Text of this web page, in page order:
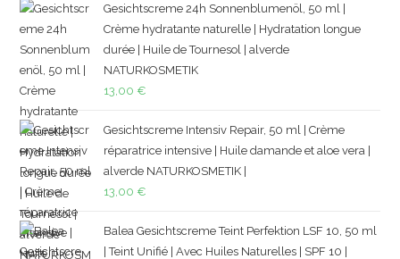
Gesichtscreme 24h Sonnenblumenöl, 50 ml |
Crème hydratante naturelle | Hydratation longue
durée | Huile de Tournesol | alverde
NATURKOSMETIK
13,00 €
Gesichtscreme Intensiv Repair, 50 ml | Crème
réparatrice intensive | Huile damande et aloe vera |
alverde NATURKOSMETIK |
13,00 €
Balea Gesichtscreme Teint Perfektion LSF 10, 50 ml
| Teint Unifié | Avec Huiles Naturelles | SPF 10 |